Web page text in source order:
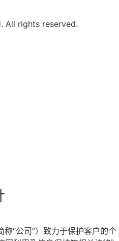
All rights reserved.
“公司”）致力于保护客户的个